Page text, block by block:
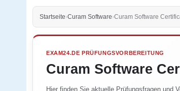
Startseite›Curam Software›Curam Software
EXAM24.DE PRÜFUNGSVORBEREITUNG
Curam Software
Hier finden Sie aktuelle Prüfungsfragen und